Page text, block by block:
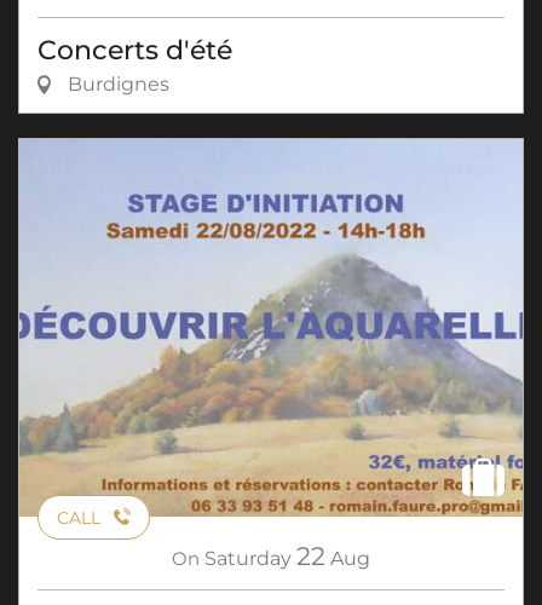
Concerts d'été
Burdignes
CALL
On Saturday 22 Aug